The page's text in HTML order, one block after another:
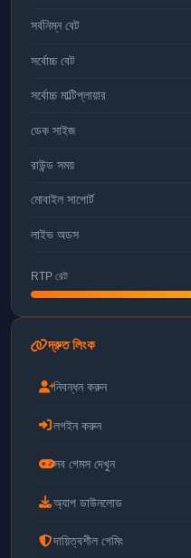
সর্বনিম্ন বেট
সর্বোচ্চ বেট
সর্বোচ্চ মাল্টিপ্লায়ার
ডেক সাইজ
রাউন্ড সময়
মোবাইল সাপোর্ট
লাইভ অডস
RTP রেট
দ্রুত লিংক
নিবন্ধন করুন
লগইন করুন
সব গেমস দেখুন
অ্যাপ ডাউনলোড
দায়িত্বশীল গেমিং